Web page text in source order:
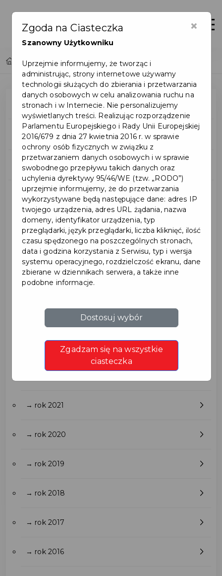
Home Inwestycje
Mapa inwestycji
Wszystkie inwestycje
Budżet obywatelski
Inwestycje miejskie
→ rok 2027
→ rok 2026
→ rok 2023
→ rok 2021
→ rok 2020
→ rok 2019
→ rok 2018
→ rok 2017
→ rok 2016
×
Zgoda na Ciasteczka
Szanowny Użytkowniku
Uprzejmie informujemy, że tworząc i
administrując, strony internetowe używamy
technologii służących do zbierania i przetwarzania
danych osobowych w celu analizowania ruchu na
stronach i w Internecie. Nie personalizujemy
wyświetlanych treści. Realizując rozporządzenie
Parlamentu Europejskiego i Rady Unii Europejskiej
2016/679 z dnia 27 kwietnia 2016 r. w sprawie
ochrony osób fizycznych w związku z
przetwarzaniem danych osobowych i w sprawie
swobodnego przepływu takich danych oraz
uchylenia dyrektywy 95/46/WE (tzw. „RODO”)
uprzejmie informujemy, że do przetwarzania
wykorzystywane będą następujące dane: adres IP
twojego urządzenia, adres URL żądania, nazwa
domeny, identyfikator urządzenia, typ
przeglądarki, język przeglądarki, liczba kliknięć, ilość
czasu spędzonego na poszczególnych stronach,
data i godzina korzystania z Serwisu, typ i wersja
systemu operacyjnego, rozdzielczość ekranu, dane
zbierane w dziennikach serwera, a także inne
podobne informacje.
Dostosuj wybór
Zgadzam się na wszystkie
ciasteczka